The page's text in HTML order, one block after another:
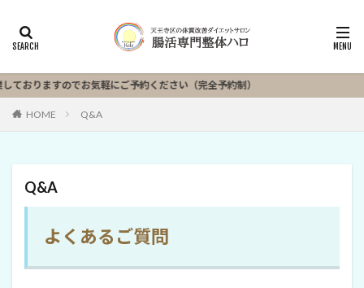
おりますのでお気軽にご予約ください（完全予約制）
HOME Q&A
Q&A
よくあるご質問